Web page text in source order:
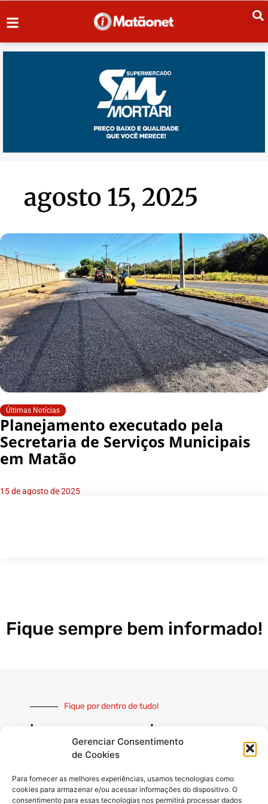
Gerenciar Consentimento
de Cookies
Para fornecer as melhores experiências, usamos tecnologias como
cookies para armazenar e/ou acessar informações do dispositivo. O
consentimento para essas tecnologias nos permitirá processar dados
agosto 15, 2025
Últimas Notícias
Planejamento executado pela
Secretaria de Serviços Municipais
em Matão
15 de agosto de 2025
Fique sempre bem informado!
Fique por dentro de tudo!
Inscreva-se e receba nossas
notícias sempre atualizadas